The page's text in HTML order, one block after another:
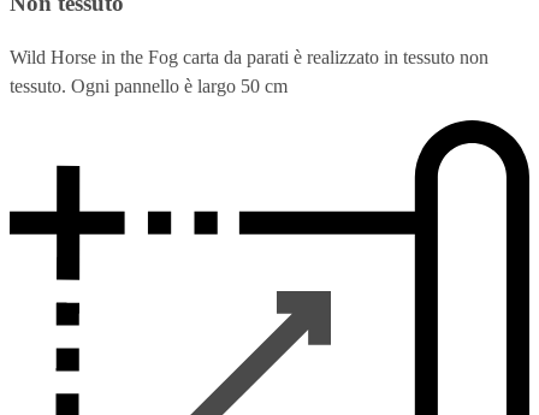
Wild Horse in the Fog carta da parati è realizzato in tessuto non
tessuto. Ogni pannello è largo 50 cm